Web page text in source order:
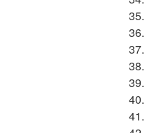
35.
36.
37.
38.
39.
40.
41.